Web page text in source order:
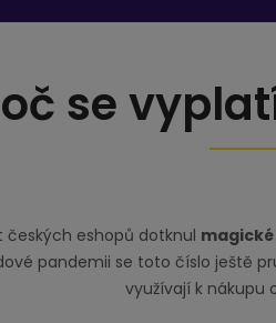
se
českých eshopů dotknul
pandemii se toto číslo ještě
využívají k nákupu